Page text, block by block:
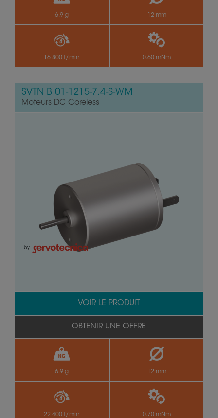
6.9 g 12 mm
16 800 t/min 0.60 mNm
SVTN B 01-1215-7.4-S-WM
Moteurs DC Coreless
by
6.9 g 12 mm
22 400 t/min 0.70 mNm
VOIR LE PRODUIT
OBTENIR UNE OFFRE